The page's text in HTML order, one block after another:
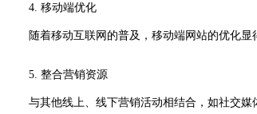
4. 移动端优化
随着移动互联网的普及，移动端网站的优化显
5. 整合营销资源
与其他线上、线下营销活动相结合，如社交媒